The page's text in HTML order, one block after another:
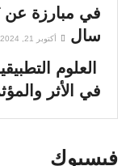
في مبارزة عن
سال
أكتوبر 21, 2024
العلوم
في الأثر
فيسبوك